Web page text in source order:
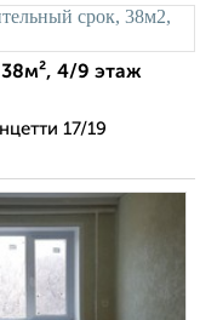
4/9 этаж
17/19